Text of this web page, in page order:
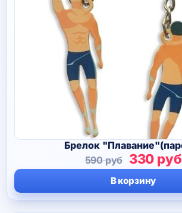
Брелок
590руб
цена
590
330 руб
В корзину